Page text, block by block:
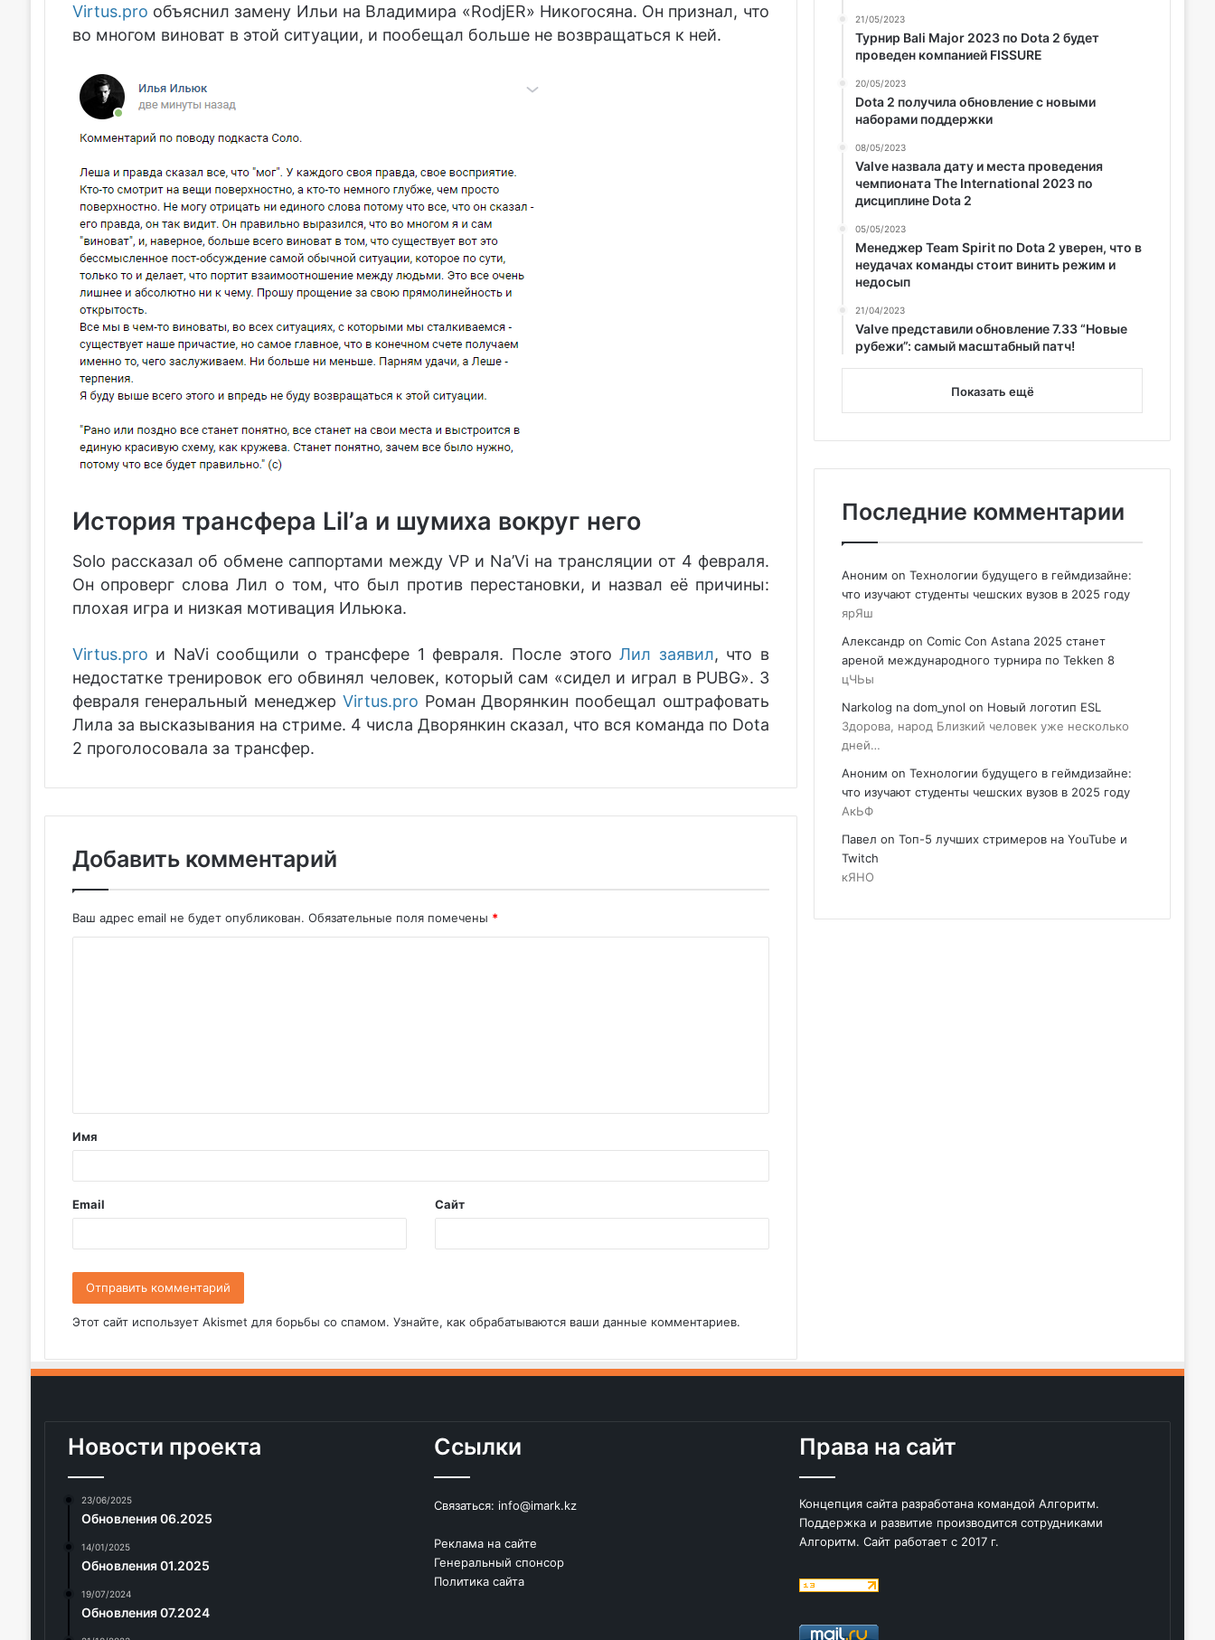
Virtus.pro объяснил замену Ильи на Владимира «RodjER» Никогосяна. Он признал, что
во многом виноват в этой ситуации, и пообещал больше не возвращаться к ней.
История трансфера Lil’а и шумиха вокруг него
Solo рассказал об обмене саппортами между VP и Na’Vi на трансляции от 4 февраля.
Он опроверг слова Лил о том, что был против перестановки, и назвал её причины:
плохая игра и низкая мотивация Ильюка.
Virtus.pro и NaVi сообщили о трансфере 1 февраля. После этогоЛил заявил, что в
недостатке тренировок его обвинял человек, который сам «сидел и играл в PUBG». 3
февраля генеральный менеджер Virtus.pro Роман Дворянкин пообещал оштрафовать
Лила за высказывания на стриме. 4 числа Дворянкин сказал, что вся команда по Dota
2 проголосовала за трансфер.
Добавить комментарий
Ваш адрес email не будет опубликован. Обязательные поля помечены *
т
а
й
*
Имя
Email Сайт
Этот сайт использует Akismet для борьбы со спамом. Узнайте, как обрабатываются ваши данные комментариев.
21/05/2023
Турнир Bali Major 2023 по Dota 2 будет
проведен компанией FISSURE
20/05/2023
Dota 2 получила обновление с новыми
наборами поддержки
08/05/2023
Valve назвала дату и места проведения
чемпионата The International 2023 по
дисциплине Dota 2
05/05/2023
Менеджер Team Spirit по Dota 2 уверен, что в
неудачах команды стоит винить режим и
недосып
21/04/2023
Valve представили обновление 7.33 “Новые
рубежи”: самый масштабный патч!
Показать ещё
Последние комментарии
Аноним on Технологии будущего в геймдизайне:
что изучают студенты чешских вузов в 2025 году
ярЯш
Александр on Comic Con Astana 2025 станет
ареной международного турнира по Tekken 8
цЧЬы
Narkolog na dom_ynol on Новый логотип ESL
Здорова, народ Близкий человек уже несколько
дней…
Аноним on Технологии будущего в геймдизайне:
что изучают студенты чешских вузов в 2025 году
АкЬФ
Павел on Топ-5 лучших стримеров на YouTube и
Twitch
кЯНО
Новости проекта
23/06/2025
Обновления 06.2025
14/01/2025
Обновления 01.2025
19/07/2024
Обновления 07.2024
Ссылки
Связаться: info@imark.kz
Реклама на сайте
Генеральный спонсор
Политика сайта
Права на сайт
Концепция сайта разработана командой Алгоритм.
Поддержка и развитие производится сотрудниками
Алгоритм. Сайт работает с 2017 г.